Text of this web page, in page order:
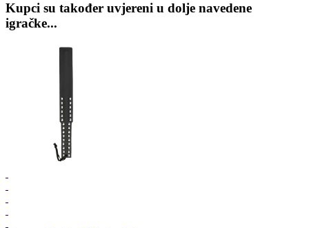
Kupci su također uvjereni u dolje navedene
igračke...